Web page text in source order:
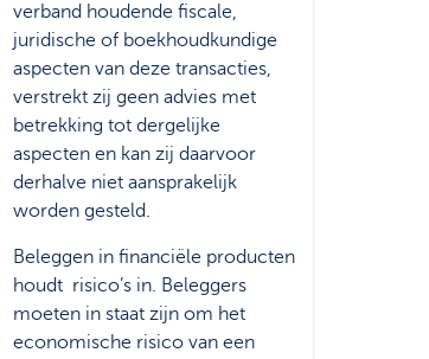
verband houdende fiscale,
juridische of boekhoudkundige
aspecten van deze transacties,
verstrekt zij geen advies met
betrekking tot dergelijke
aspecten en kan zij daarvoor
derhalve niet aansprakelijk
worden gesteld.
Beleggen in financiële producten
houdt risico’s in. Beleggers
moeten in staat zijn om het
economische risico van een